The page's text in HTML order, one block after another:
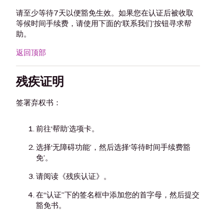
请至少等待7天以便豁免生效。如果您在认证后被收取
等候时间手续费，请使用下面的‘联系我们’按钮寻求帮
助。
返回顶部
残疾证明
签署弃权书：
前往‘帮助’选项卡。
选择‘无障碍功能’，然后选择‘等待时间手续费豁
免’。
请阅读《残疾认证》。
在“认证”下的签名框中添加您的首字母，然后提交
豁免书。